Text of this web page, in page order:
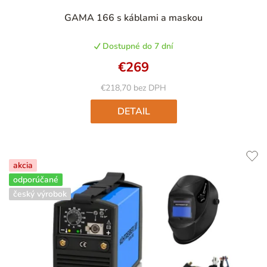
GAMA 166 s káblami a maskou
Dostupné do 7 dní
€218,70 bez DPH
€269
DETAIL
akcia
odporúčané
český výrobok